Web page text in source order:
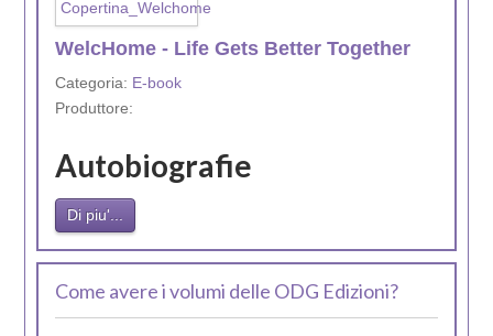
WelcHome - Life Gets Better Together
Categoria: E-book
Produttore:
Autobiografie
Di piu'...
Come avere i volumi delle ODG Edizioni?